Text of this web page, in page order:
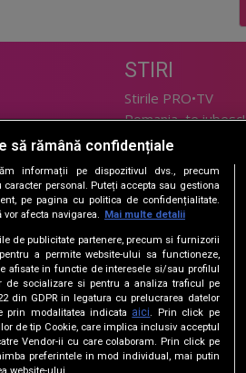
STIRI
Stirile PRO•TV
Romania, te iubesc!
TEHNOLOGIE
I Like IT
SPORT
Sport.ro
PRO•ARENA
să rămână confidențiale
informații pe dispozitivul dvs., precum
personal. Puteți accepta sau gestiona
pe pagina cu politica de confidențialitate.
afecta navigarea.
Mai multe detalii
de publicitate partenere, precum si furnizorii
a permite website-ului sa functioneze,
afisate in functie de interesele si/sau profilul
de socializare si pentru a analiza traficul pe
din GDPR in legatura cu prelucrarea datelor
prin modalitatea indicata aici. Prin click pe
de tip Cookie, care implica inclusiv acceptul
Vendor-ii cu care colaboram. Prin click pe
preferintele in mod individual, mai putin
website-ului.